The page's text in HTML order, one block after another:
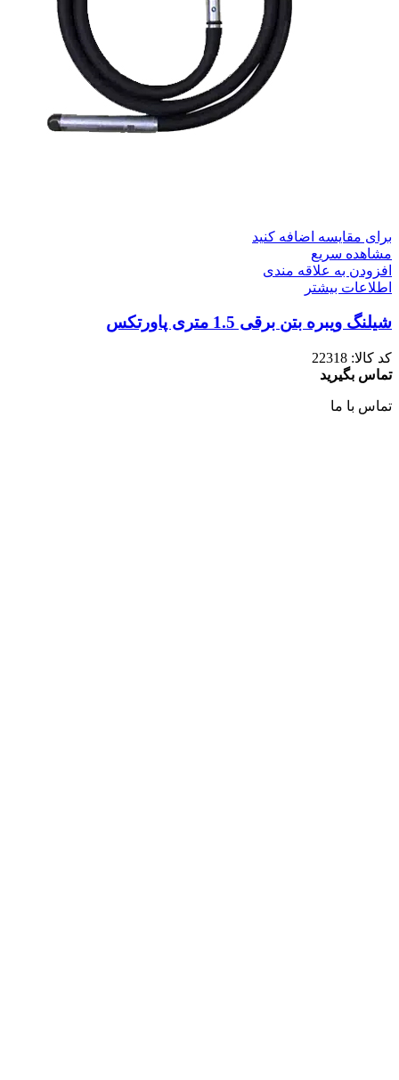
برای مقایسه اضافه کنید
مشاهده سریع
افزودن به علاقه مندی
اطلاعات بیشتر
شیلنگ ویبره بتن برقی 1.5 متری پاورتکس
کد کالا: 22318
تماس بگیرید
تماس با ما